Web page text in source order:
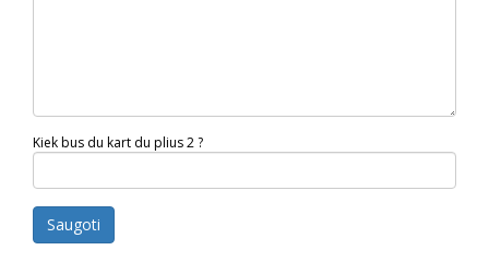
Kiek bus du kart du plius 2 ?
Saugoti